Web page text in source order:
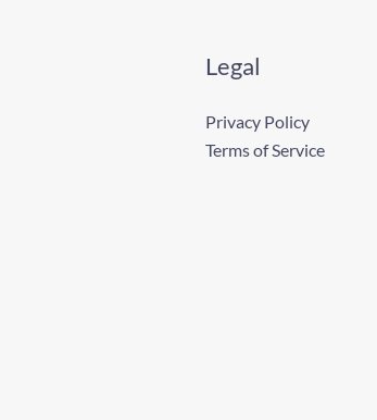
Legal
Privacy Policy
Terms of Service